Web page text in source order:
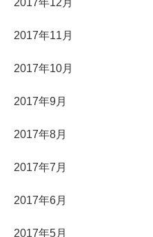
2017年12月
2017年11月
2017年10月
2017年9月
2017年8月
2017年7月
2017年6月
2017年5月